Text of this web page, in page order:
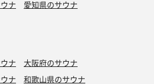
ナ
愛知県のサウナ
ナ
大阪府のサウナ
ナ 和歌山県のサウナ